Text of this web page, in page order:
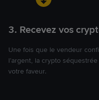
3. Recevez vos
Une fois que le vendeur
l’argent, la crypto
votre faveur.